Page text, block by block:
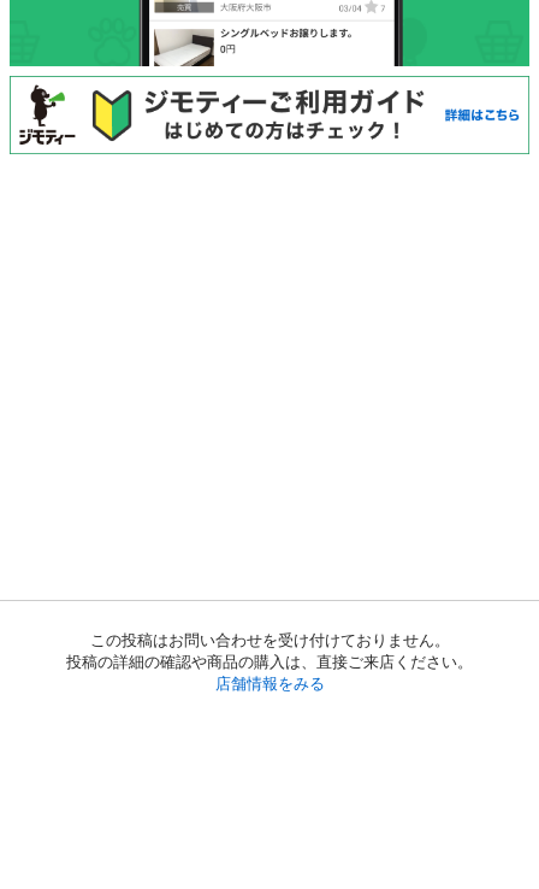
この投稿はお問い合わせを受け付けておりません。
投稿の詳細の確認や商品の購入は、直接ご来店ください。
店舗情報をみる